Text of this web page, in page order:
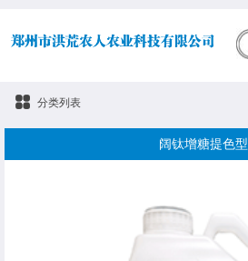
分类列表
阔钛增糖提色型